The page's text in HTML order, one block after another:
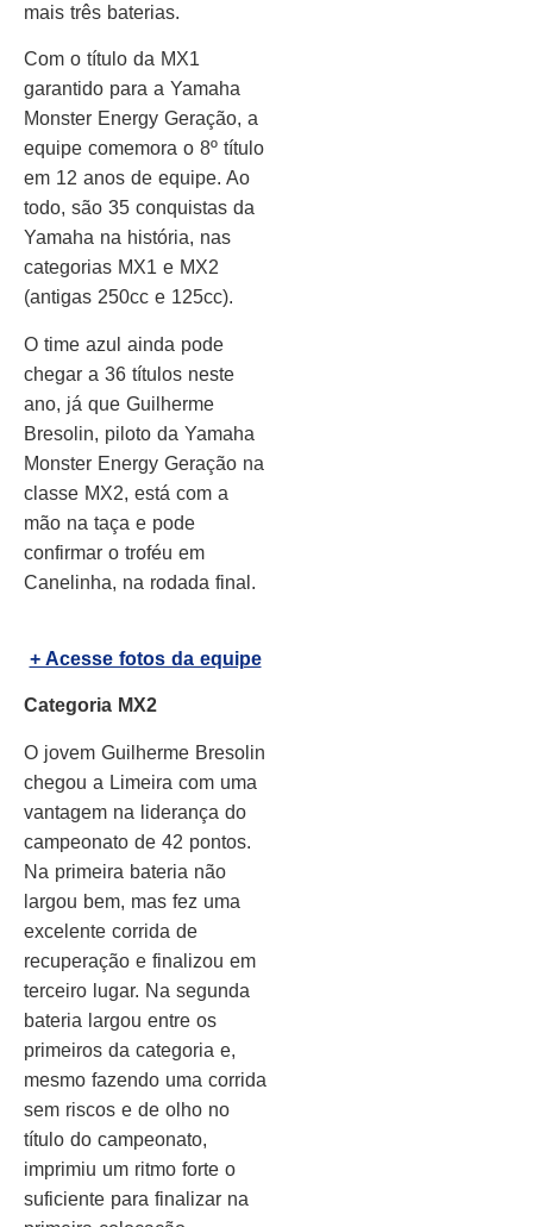
mais três baterias.
Com o título da MX1
garantido para a Yamaha
Monster Energy Geração, a
equipe comemora o 8º título
em 12 anos de equipe. Ao
todo, são 35 conquistas da
Yamaha na história, nas
categorias MX1 e MX2
(antigas 250cc e 125cc).
O time azul ainda pode
chegar a 36 títulos neste
ano, já que Guilherme
Bresolin, piloto da Yamaha
Monster Energy Geração na
classe MX2, está com a
mão na taça e pode
confirmar o troféu em
Canelinha, na rodada final.
+ Acesse fotos da equipe
Categoria MX2
O jovem Guilherme Bresolin
chegou a Limeira com uma
vantagem na liderança do
campeonato de 42 pontos.
Na primeira bateria não
largou bem, mas fez uma
excelente corrida de
recuperação e finalizou em
terceiro lugar. Na segunda
bateria largou entre os
primeiros da categoria e,
mesmo fazendo uma corrida
sem riscos e de olho no
título do campeonato,
imprimiu um ritmo forte o
suficiente para finalizar na